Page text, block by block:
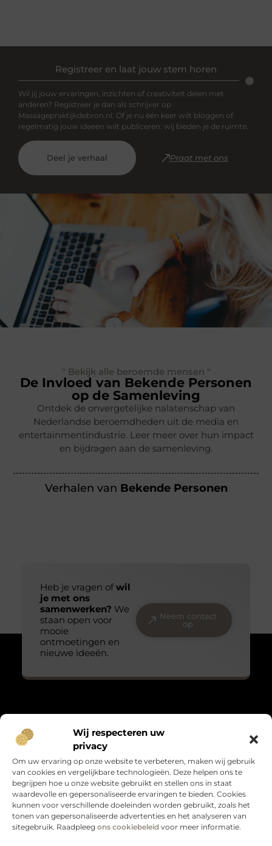
Wij respecteren uw
privacy
Om uw ervaring op onze website te verbeteren, maken wij gebruik
van cookies en vergelijkbare technologieën. Deze helpen ons te
begrijpen hoe u onze website gebruikt en stellen ons in staat
waardevolle en gepersonaliseerde ervaringen te bieden. Cookies
kunnen voor verschillende doeleinden worden gebruikt, zoals het
tonen van gepersonaliseerde advertenties en het analyseren van
sitegebruik. Raadpleeg ons cookiebeleid voor meer informatie.
Registreer en laat jouw stem horen
Wil jij jouw ervaringen, inzichten of creativiteit delen met
anderen? Registreer je dan als schrijver op
Massagepraktijkdebron.nl. Of je nu één keer wilt bloggen of
regelmatig jouw ideeën wilt publiceren: wij bieden je de ruimte.
Deel je verhaal Praat met ons
" Bekijk alle beroemde mensen "
De Invloed van Bekende Personen
op de Samenleving
Ontdek de onvergetelijke nalatenschap van
Nederlandse beroemdheden uit de media en
entertainmentindustrie. Leer meer over hun impact
en bijdragen aan de samenleving.
Verhalen van Bekende Personen
Heb je vragen ofwil
je met ons
samenwerken? We
staan open voor
mooie
ontmoetingen en
nieuwe ideeën.
Neem contact
op
Over Massage praktijk de bron
“Teder, echt en met oog voor detail.”
geluk, persoonlijke groei en leven met gevoel. Warme verhalen
die raken en verbinden.
Bericht categorie